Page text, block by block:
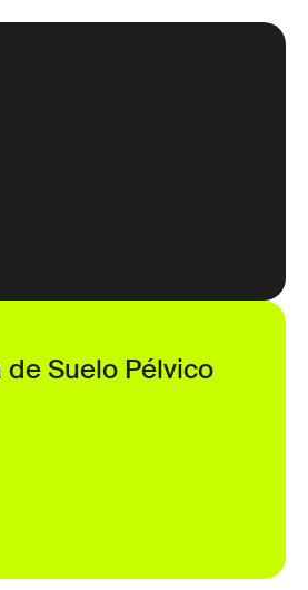
Suelo Pélvico